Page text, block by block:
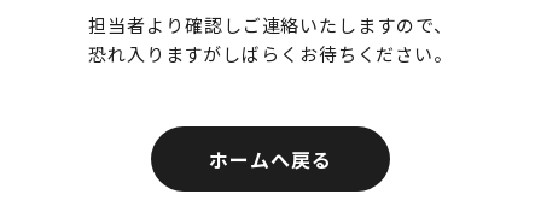
担当者より確認しご連絡いたしますので、
恐れ入りますがしばらくお待ちください。
ホームへ戻る